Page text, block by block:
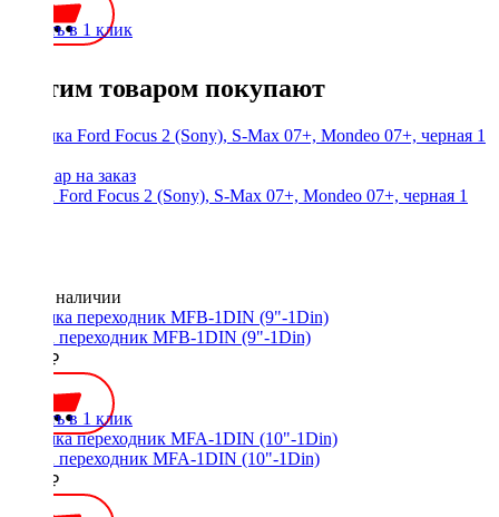
Купить в 1 клик
С этим товаром покупают
Рамка Ford Focus 2 (Sony), S-Max 07+, Mondeo 07+, черная 1
Нет в наличии
Рамка переходник MFB-1DIN (9"-1Din)
1000 ₽
Купить в 1 клик
Рамка переходник MFA-1DIN (10"-1Din)
1000 ₽